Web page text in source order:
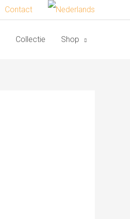
Contact
Collectie Shop